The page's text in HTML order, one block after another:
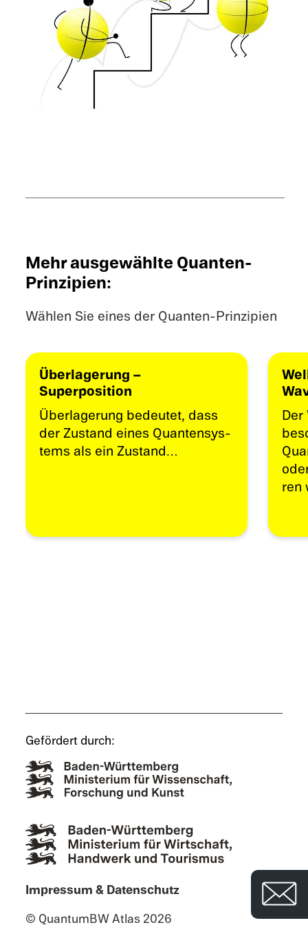
Mehr ausgewählte Quanten-
Prinzipien:
Wählen Sie eines der Quanten-Prinzipien
Überla­ge­rung –
Superposition
Überla­ge­rung bedeu­tet, dass
der Zustand eines Quanten­sys­
tems als ein Zustand…
ren
Impres­sum & Datenschutz
© QuantumBW Atlas 2026
Gefördert durch: